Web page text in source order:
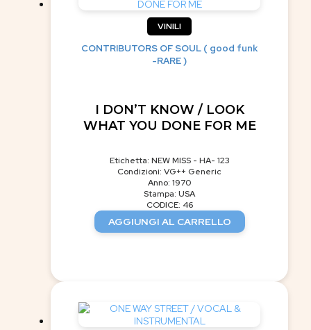
VINILI
CONTRIBUTORS OF SOUL ( good funk
-RARE )
I DON’T KNOW / LOOK
WHAT YOU DONE FOR ME
Etichetta: NEW MISS - HA- 123
Condizioni: VG++ Generic
Anno: 1970
Stampa: USA
CODICE: 46
AGGIUNGI AL CARRELLO